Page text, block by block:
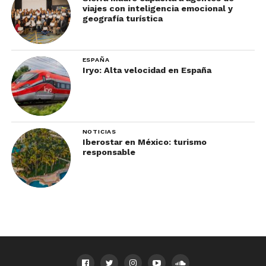
shinkansen de tamaño real.
Este un lugar que hay que ver en Kobe, sobre
todo si eres amante de las motocicletas
viajes con inteligencia emocional y
geografía turística
ESPAÑA
Iryo: Alta velocidad en España
NOTICIAS
Iberostar en México: turismo
responsable